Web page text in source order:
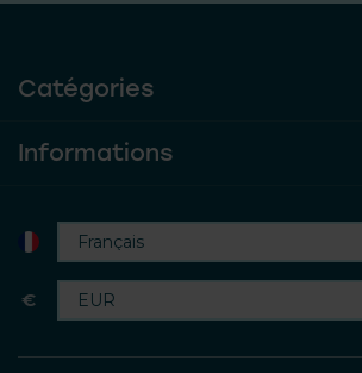
Catégories
Informations
€